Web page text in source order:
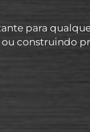
para
construindo
a Caixa
considerar